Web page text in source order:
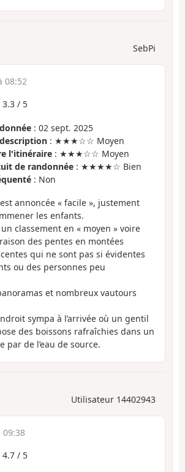
SebPi
08:52
3.3 / 5
: 02 sept. 2025
: ★★★☆☆ Moyen
l'itinéraire : ★★★☆☆ Moyen
de randonnée : ★★★★☆ Bien
: Non
annoncée « facile », justement
les enfants.
classement en « moyen » voire
des pentes en montées
qui ne sont pas si évidentes
ou des personnes peu
et nombreux vautours
sympa à l’arrivée où un gentil
des boissons rafraîchies dans un
par de l’eau de source.
Utilisateur 14402943
09:38
4.7 / 5